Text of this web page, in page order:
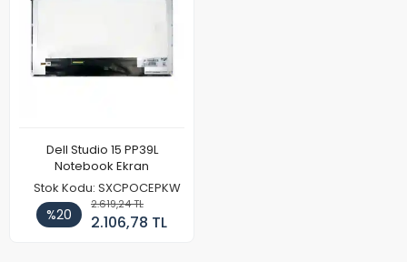
Dell Studio 15 PP39L
Notebook Ekran
Stok Kodu: SXCPOCEPKW
%20
2.619,24 TL
2.106,78 TL